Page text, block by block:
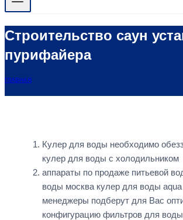
Строительство саун
пурифайера
ГЛАВНАЯ
Кулер для воды необходимо
кулер для воды с холодильником
аппараты по продаже питьевой
воды москва кулер для воды
менеджеры подберут для Вас
конфигурацию фильтров для